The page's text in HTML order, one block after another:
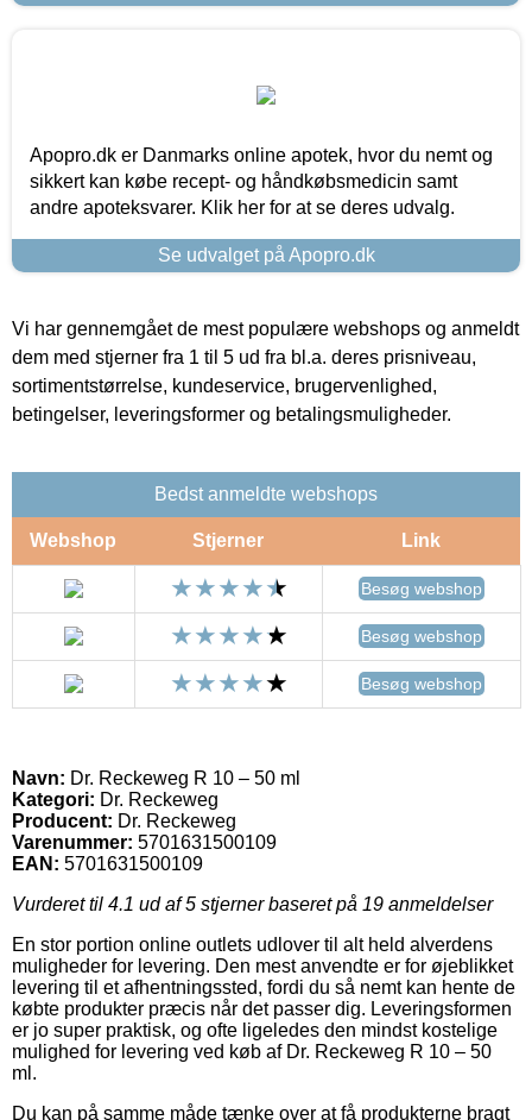
Apopro.dk er Danmarks online apotek, hvor du nemt og
sikkert kan købe recept- og håndkøbsmedicin samt
andre apoteksvarer. Klik her for at se deres udvalg.
Se udvalget på Apopro.dk
Vi har gennemgået de mest populære webshops og anmeldt
dem med stjerner fra 1 til 5 ud fra bl.a. deres prisniveau,
sortimentstørrelse, kundeservice, brugervenlighed,
betingelser, leveringsformer og betalingsmuligheder.
Bedst anmeldte webshops
Webshop Stjerner Link
Besøg webshop
Besøg webshop
Besøg webshop
Navn: Dr. Reckeweg R 10 – 50 ml
Kategori: Dr. Reckeweg
Producent: Dr. Reckeweg
Varenummer: 5701631500109
EAN: 5701631500109
Vurderet til 4.1 ud af 5 stjerner baseret på 19 anmeldelser
En stor portion online outlets udlover til alt held alverdens
muligheder for levering. Den mest anvendte er for øjeblikket
levering til et afhentningssted, fordi du så nemt kan hente de
købte produkter præcis når det passer dig. Leveringsformen
er jo super praktisk, og ofte ligeledes den mindst kostelige
mulighed for levering ved køb af Dr. Reckeweg R 10 – 50
ml.
Du kan på samme måde tænke over at få produkterne bragt